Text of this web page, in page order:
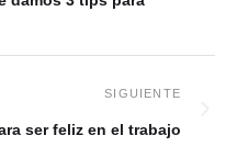
ser feliz en el trabajo